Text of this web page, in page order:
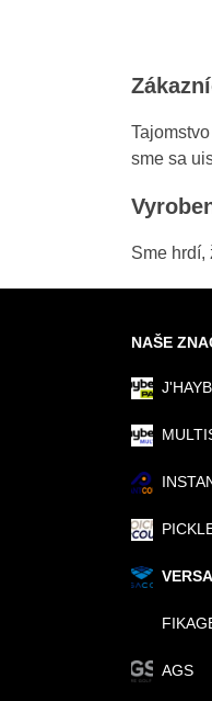
sme sa
Sme hrdí,
NAŠE
AGS